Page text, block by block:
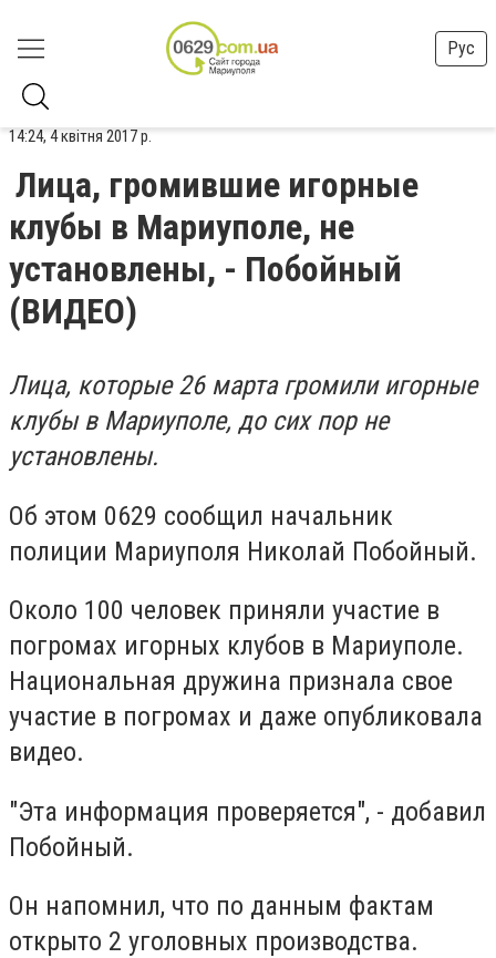
Рус
14:24, 4 квітня 2017 р.
Лица, громившие игорные
клубы в Мариуполе, не
установлены, - Побойный
(ВИДЕО)
Лица, которые 26 марта громили игорные
клубы в Мариуполе, до сих пор не
установлены.
Об этом 0629 сообщил начальник
полиции Мариуполя Николай Побойный.
Около 100 человек приняли участие в
погромах игорных клубов в Мариуполе.
Национальная дружина признала свое
участие в погромах и даже опубликовала
видео.
"Эта информация проверяется", - добавил
Побойный.
Он напомнил, что по данным фактам
открыто 2 уголовных производства.